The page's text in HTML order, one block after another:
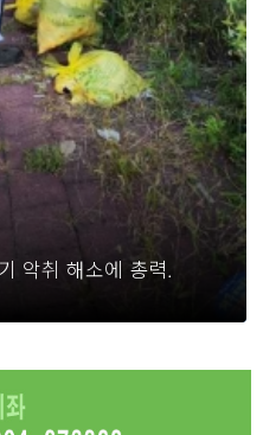
악취 해소에 총력.